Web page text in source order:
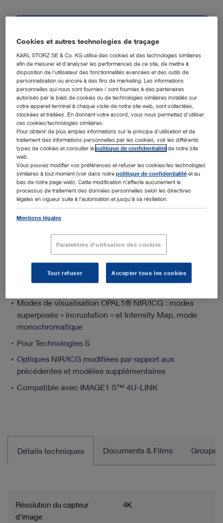
IMAGE1 S 4U RUBINA,
OPAL1 NIR/ICG
Quantité:
Ajouter au devis
Détails liés au produit
La tête de caméra 4K NIR/ICG
Résolution 4K native
Modes de visualisation OPAL1® NIR/ICG : modes
superposés « incrustation » et Intensity Map, mode
monochromatique
Pour Technologies S
Optiques NIR/ICG modifiées par rapport aux
précédentes et modèles supplémentaires
Compatible avec IMAGE1 S™ 4U-LINK
Détails techniques Documents & Films Groupe
Résolution du capteur
d'image
4K
Cookies et autres technologies de traçage
KARL STORZ SE & Co. KG utilise des cookies et des technologies similaires
afin de mesurer et d'analyser les performances de ce site, de mettre à
disposition de l'utilisateur des fonctionnalités avancées et des outils de
personnalisation ou encore à des fins de marketing. Les informations
personnelles qui nous sont fournies / sont fournies à des partenaires
autorisés par le biais de cookies ou de technologies similaires installés sur
votre appareil terminal à chaque visite de notre site web, sont collectées,
stockées et traitées. En donnant votre accord, vous nous permettez d'utiliser
ces cookies/technologies similaires.
Pour obtenir de plus amples informations sur le principe d'utilisation et de
traitement des informations personnelles par les cookies, voir les différents
types de cookies et consulter lapolitique de confidentialité de notre site
web.
Vous pouvez modifier vos préférences et refuser les cookies/les technologies
similaires à tout moment (voir dans notrepolitique de confidentialité et au
bas de notre page web). Cette modification n'affecte aucunement le
processus de traitement des données personnelles selon les directives
légales en vigueur suite à l'autorisation et jusqu'à sa résiliation.
Mentions légales
Paramètres d'utilisation des cookies
Tout refuser Accepter tous les cookies